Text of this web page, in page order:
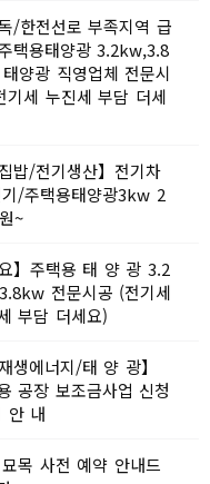
독/한전선로 부족지역 급
택용태양광 3.2kw,3.8
양광 직영업체 전문시
기세 누진세 부담 더세
집밥/전기생산】전기차
/주택용태양광3kw 2
~
요】주택용 태 양 광 3.2
전문시공 (전기세
부담 더세요)
재생에너지/태 양 광】
공장 보조금사업 신청
안 내
목 사전 예약 안내드